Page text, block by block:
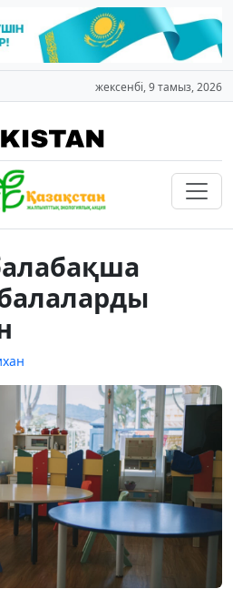
жексенбі, 9 тамыз, 2026